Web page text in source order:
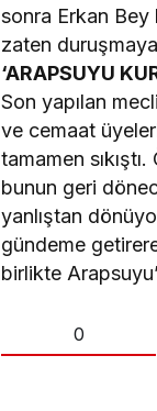
sonra Erkan
zaten
‘ARAPSUYU
Son yapılan
ve cemaat
tamamen
bunun geri
yanlıştan
gündeme
birlikte
0